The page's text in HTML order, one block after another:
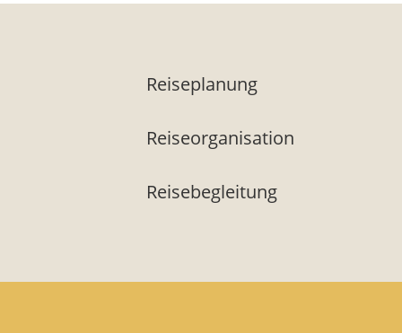
Reiseplanung
Reiseorganisation
Reisebegleitung